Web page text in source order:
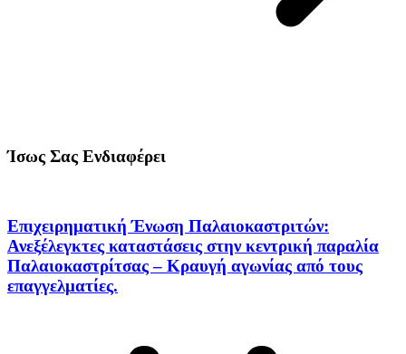
Ίσως Σας Ενδιαφέρει
Επιχειρηματική Ένωση Παλαιοκαστριτών:
Ανεξέλεγκτες καταστάσεις στην κεντρική παραλία
Παλαιοκαστρίτσας – Κραυγή αγωνίας από τους
επαγγελματίες.